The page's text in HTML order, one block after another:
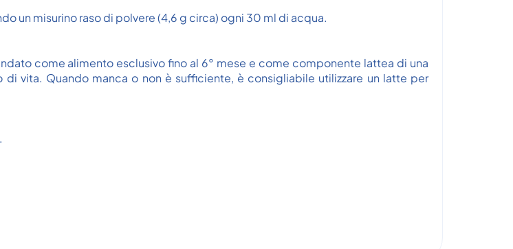
un misurino raso di polvere (4,6 g circa) ogni 30 ml di acqua.
come alimento esclusivo fino al 6° mese e come componente lattea di una
vita. Quando manca o non è sufficiente, è consigliabile utilizzare un latte per